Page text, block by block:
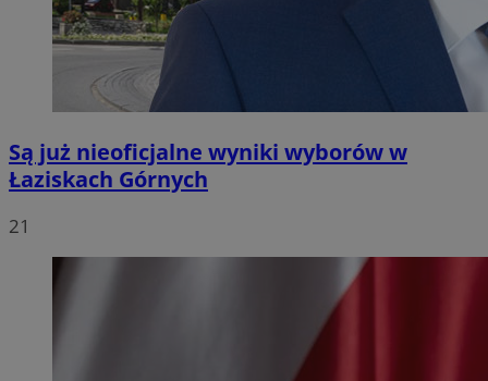
Są już nieoficjalne wyniki wyborów w
Łaziskach Górnych
21